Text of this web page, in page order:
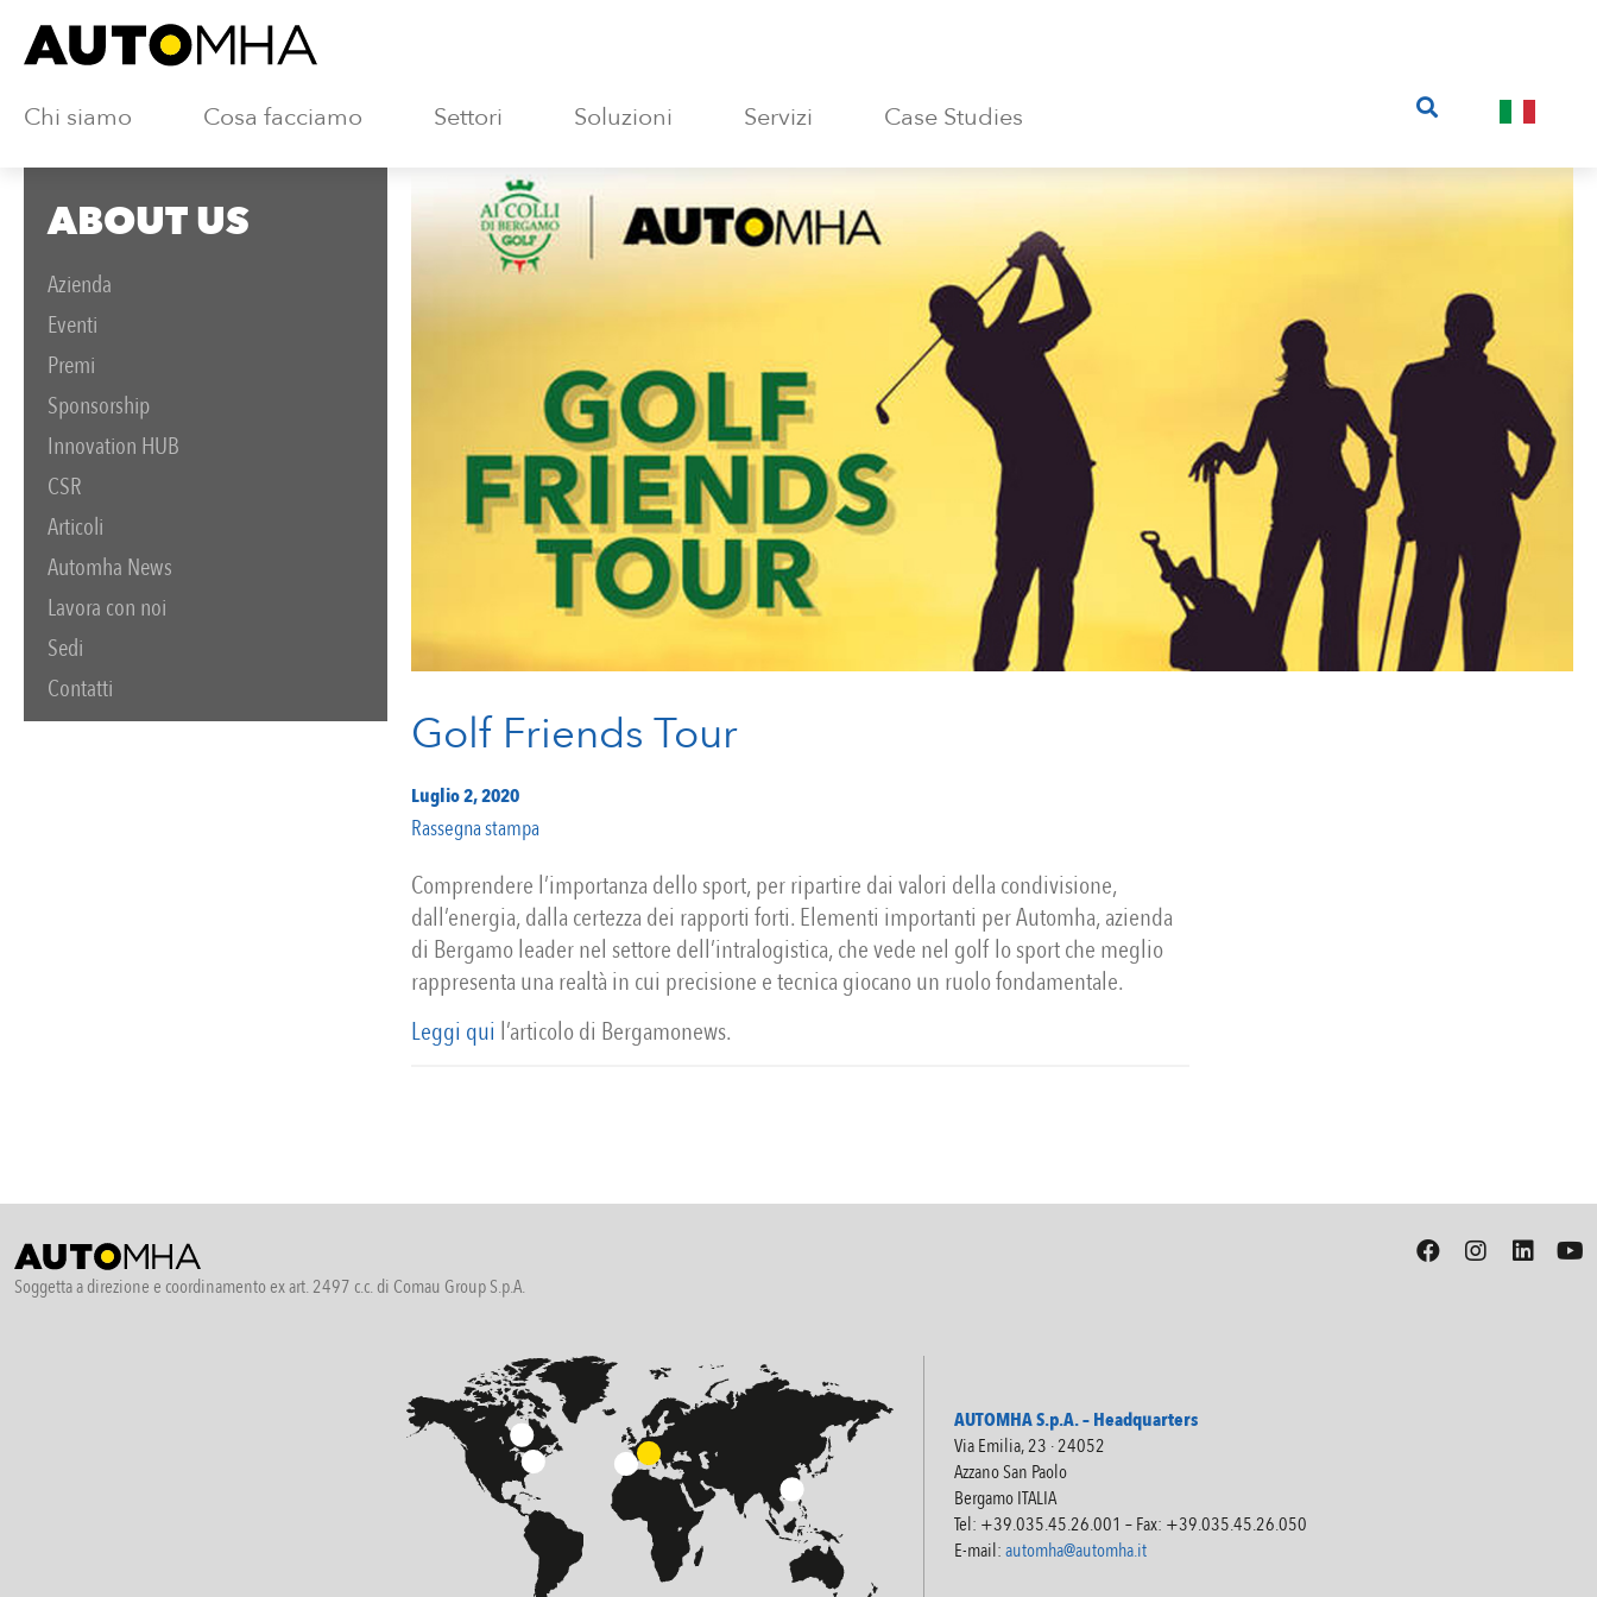
Chi siamo Cosa facciamo Settori Soluzioni Servizi Case Studies
ABOUT US
Azienda
Eventi
Premi
Sponsorship
Innovation HUB
CSR
Articoli
Automha News
Lavora con noi
Sedi
Contatti
Golf Friends Tour
Luglio 2, 2020
Rassegna stampa
Comprendere l’importanza dello sport, per ripartire dai valori della condivisione,
dall’energia, dalla certezza dei rapporti forti. Elementi importanti per Automha, azienda
di Bergamo leader nel settore dell’intralogistica, che vede nel golf lo sport che meglio
rappresenta una realtà in cui precisione e tecnica giocano un ruolo fondamentale.
Leggi qui l’articolo di Bergamonews.
Soggetta a direzione e coordinamento ex art. 2497 c.c. di Comau Group S.p.A.
AUTOMHA S.p.A. – Headquarters
Via Emilia, 23 · 24052
Azzano San Paolo
Bergamo ITALIA
Tel: +39.035.45.26.001 – Fax: +39.035.45.26.050
E-mail:automha@automha.it